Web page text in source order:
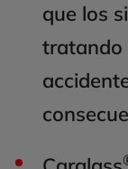
que los
tratando